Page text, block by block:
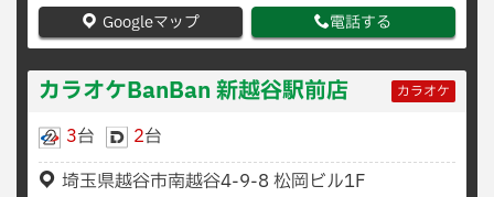
Googleマップ 電話する
カラオケBanBan 新越谷駅前店 カラオケ
3台 2台
埼玉県越谷市南越谷4-9-8 松岡ビル1F